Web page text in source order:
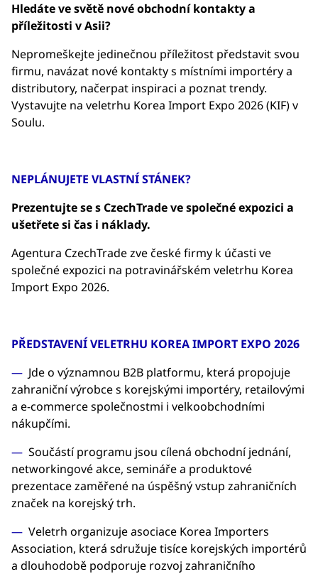
Hledáte ve světě nové obchodní kontakty a
příležitosti v Asii?
Nepromeškejte jedinečnou příležitost představit svou
firmu, navázat nové kontakty s místními importéry a
distributory, načerpat inspiraci a poznat trendy.
Vystavujte na veletrhu Korea Import Expo 2026 (KIF) v
Soulu.
NEPLÁNUJETE VLASTNÍ STÁNEK?
Prezentujte se s CzechTrade ve společné expozici a
ušetřete si čas i náklady.
Agentura CzechTrade zve české firmy k účasti ve
společné expozici na potravinářském veletrhu Korea
Import Expo 2026.
PŘEDSTAVENÍ VELETRHU KOREA IMPORT EXPO 2026
Jde o významnou B2B platformu, která propojuje
zahraniční výrobce s korejskými importéry, retailovými
a e-commerce společnostmi i velkoobchodními
nákupčími.
Součástí programu jsou cílená obchodní jednání,
networkingové akce, semináře a produktové
prezentace zaměřené na úspěšný vstup zahraničních
značek na korejský trh.
Veletrh organizuje asociace Korea Importers
Association, která sdružuje tisíce korejských importérů
a dlouhodobě podporuje rozvoj zahraničního